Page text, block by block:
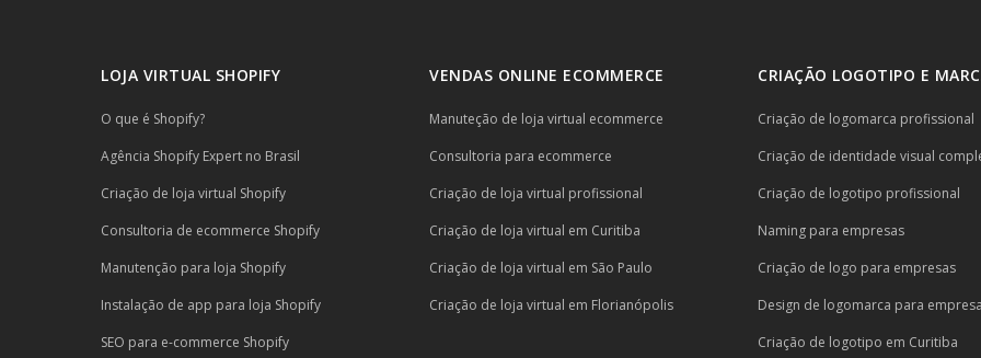
LOJA VIRTUAL SHOPIFY
O que é Shopify?
Agência Shopify Expert no Brasil
Criação de loja virtual Shopify
Consultoria de ecommerce Shopify
Manutenção para loja Shopify
Instalação de app para loja Shopify
SEO para e-commerce Shopify
VENDAS ONLINE ECOMMERCE
Manuteção de loja virtual ecommerce
Consultoria para ecommerce
Criação de loja virtual profissional
Criação de loja virtual em Curitiba
Criação de loja virtual em São Paulo
Criação de loja virtual em Florianópolis
CRIAÇÃO LOGOTIPO E
Criação de logomarca profissional
Criação de identidade visual
Criação de logotipo profissional
Naming para empresas
Criação de logo para empresas
Design de logomarca para
Criação de logotipo em Curitiba